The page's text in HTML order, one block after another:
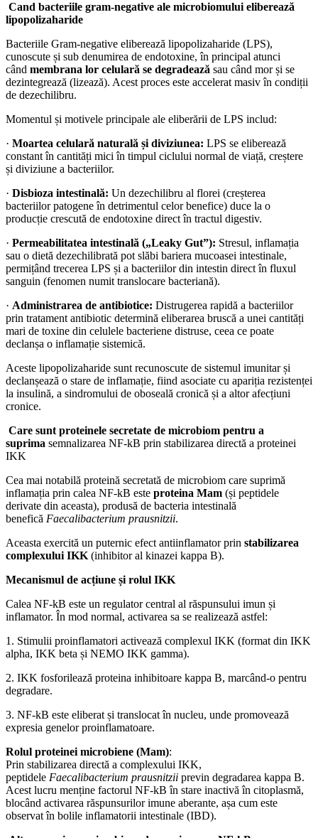
Cand bacteriile gram-negative ale microbiomului eliberează
lipopolizaharide
Bacteriile Gram-negative eliberează lipopolizaharide (LPS),
cunoscute și sub denumirea de endotoxine, în principal atunci
când membrana lor celulară se degradează sau când mor și se
dezintegrează (lizează). Acest proces este accelerat masiv în condiții
de dezechilibru.
Momentul și motivele principale ale eliberării de LPS includ:
· Moartea celulară naturală și diviziunea: LPS se eliberează
constant în cantități mici în timpul ciclului normal de viață, creștere
și diviziune a bacteriilor.
· Disbioza intestinală: Un dezechilibru al florei (creșterea
bacteriilor patogene în detrimentul celor benefice) duce la o
producție crescută de endotoxine direct în tractul digestiv.
· Permeabilitatea intestinală („Leaky Gut”): Stresul, inflamația
sau o dietă dezechilibrată pot slăbi bariera mucoasei intestinale,
permițând trecerea LPS și a bacteriilor din intestin direct în fluxul
sanguin (fenomen numit translocare bacteriană).
· Administrarea de antibiotice: Distrugerea rapidă a bacteriilor
prin tratament antibiotic determină eliberarea bruscă a unei cantități
mari de toxine din celulele bacteriene distruse, ceea ce poate
declanșa o inflamație sistemică.
Aceste lipopolizaharide sunt recunoscute de sistemul imunitar și
declanșează o stare de inflamație, fiind asociate cu apariția rezistenței
la insulină, a sindromului de oboseală cronică și a altor afecțiuni
cronice.
Care sunt proteinele secretate de microbiom pentru a
suprima semnalizarea NF-kB prin stabilizarea directă a proteinei
IKK
Cea mai notabilă proteină secretată de microbiom care suprimă
inflamația prin calea NF-kB este proteina Mam (și peptidele
derivate din aceasta), produsă de bacteria intestinală
benefică Faecalibacterium prausnitzii.
Aceasta exercită un puternic efect antiinflamator prin stabilizarea
complexului IKK (inhibitor al kinazei kappa B).
Mecanismul de acțiune și rolul IKK
Calea NF-kB este un regulator central al răspunsului imun și
inflamator. În mod normal, activarea sa se realizează astfel:
1. Stimulii proinflamatori activează complexul IKK (format din IKK
alpha, IKK beta și NEMO IKK gamma).
2. IKK fosforilează proteina inhibitoare kappa B, marcând-o pentru
degradare.
3. NF-kB este eliberat și translocat în nucleu, unde promovează
expresia genelor proinflamatoare.
Rolul proteinei microbiene (Mam):
Prin stabilizarea directă a complexului IKK,
peptidele Faecalibacterium prausnitzii previn degradarea kappa B.
Acest lucru menține factorul NF-kB în stare inactivă în citoplasmă,
blocând activarea răspunsurilor imune aberante, așa cum este
observat în bolile inflamatorii intestinale (IBD).